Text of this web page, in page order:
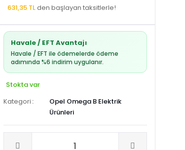
631,35 TLden başlayan taksitlerle!
Havale / EFT Avantajı
Havale / EFT ile ödemelerde ödeme
adımında %6 indirim uygulanır.
Stokta var
Kategori
Opel Omega B Elektrik
Ürünleri